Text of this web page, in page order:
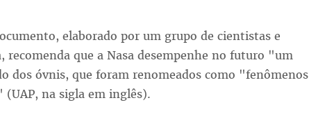
elaborado por um grupo de cientistas e
recomenda que a Nasa desempenhe no futuro "um
dos óvnis, que foram renomeados como "fenômenos
na sigla em inglês).